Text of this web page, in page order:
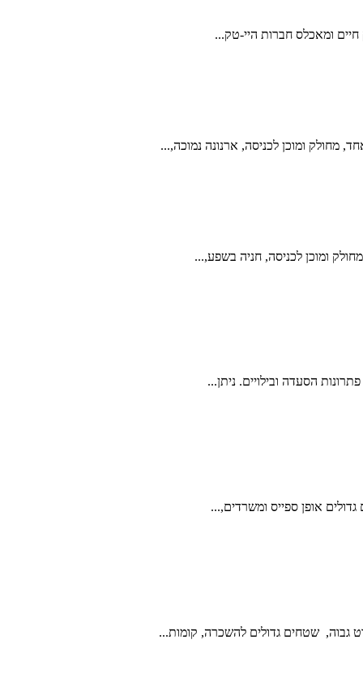
הסעדה ובילויים. ניתן...
גבוה, שטחים גדולים להשכרה, קומות...